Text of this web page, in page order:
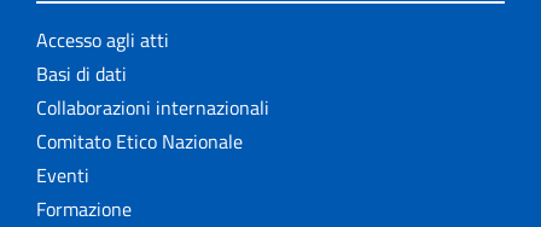
Accesso agli atti
Basi di dati
Collaborazioni internazionali
Comitato Etico Nazionale
Eventi
Formazione